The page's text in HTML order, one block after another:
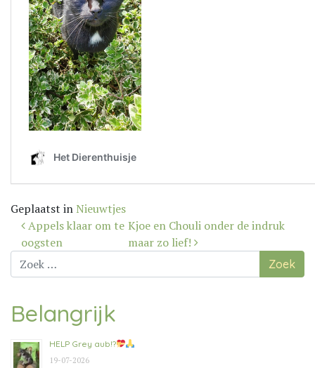
Geplaatst in Nieuwtjes
Bericht
navigatie
Appels klaar om te
oogsten
Kjoe en Chouli onder de indruk
maar zo lief!
Zoek
naar:
Belangrijk
HELP Grey aub!?
19-07-2026